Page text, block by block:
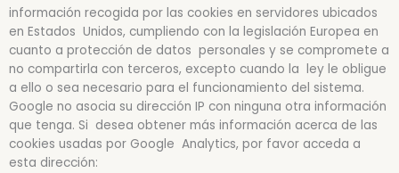
información recogida por las cookies en servidores ubicados
en Estados Unidos, cumpliendo con la legislación Europea en
cuanto a protección de datos personales y se compromete a
no compartirla con terceros, excepto cuando la ley le obligue
a ello o sea necesario para el funcionamiento del sistema.
Google no asocia su dirección IP con ninguna otra información
que tenga. Si desea obtener más información acerca de las
cookies usadas por Google Analytics, por favor acceda a
esta dirección: